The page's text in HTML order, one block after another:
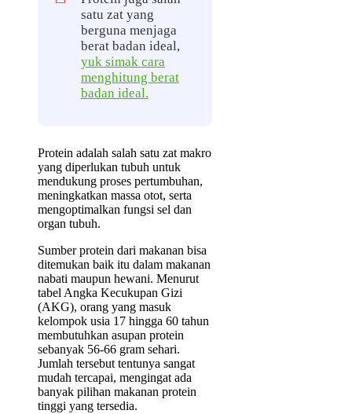
satu zat yang
berguna menjaga
berat badan ideal,
yuk simak cara
menghitung berat
badan ideal.
Protein adalah salah satu zat makro
yang diperlukan tubuh untuk
mendukung proses pertumbuhan,
meningkatkan massa otot, serta
mengoptimalkan fungsi sel dan
organ tubuh.
Sumber protein dari makanan bisa
ditemukan baik itu dalam makanan
nabati maupun hewani. Menurut
tabel Angka Kecukupan Gizi
(AKG), orang yang masuk
kelompok usia 17 hingga 60 tahun
membutuhkan asupan protein
sebanyak 56-66 gram sehari.
Jumlah tersebut tentunya sangat
mudah tercapai, mengingat ada
banyak pilihan makanan protein
tinggi yang tersedia.